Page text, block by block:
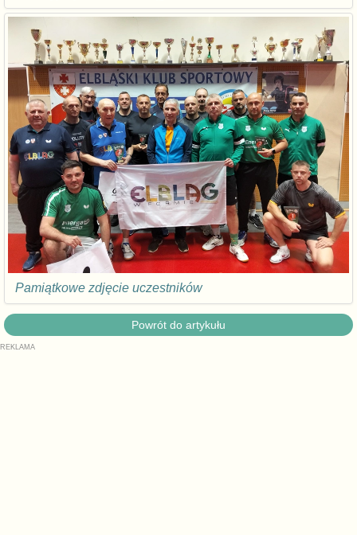
Pamiątkowe zdjęcie uczestników
Powrót do artykułu